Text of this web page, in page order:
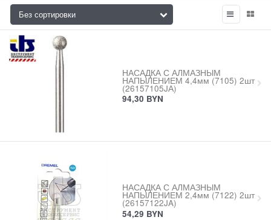
НАСАДКА С АЛМАЗНЫМ
НАПЫЛЕНИЕМ 4,4мм (7105) 2шт
(26157105JА)
94,30 BYN
НАСАДКА С АЛМАЗНЫМ
НАПЫЛЕНИЕМ 2,4мм (7122) 2шт
(26157122JA)
54,29 BYN